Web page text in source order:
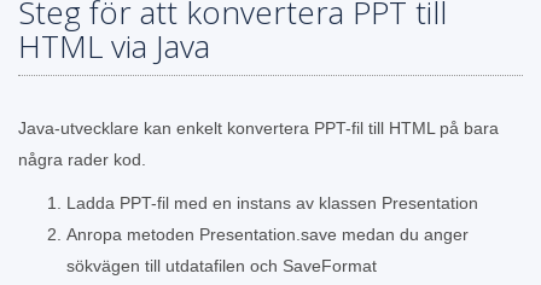
Steg för att konvertera PPT till
HTML via Java
Java-utvecklare kan enkelt konvertera PPT-fil till HTML på bara
några rader kod.
Ladda PPT-fil med en instans av klassen Presentation
Anropa metoden Presentation.save medan du anger
sökvägen till utdatafilen och SaveFormat